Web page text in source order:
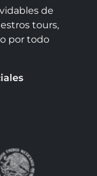
de
tours,
por todo